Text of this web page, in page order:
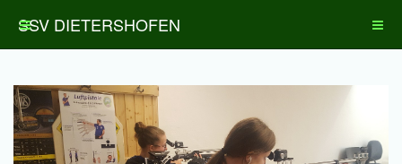
SSV DIETERSHOFEN